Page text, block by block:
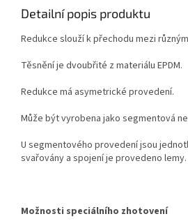
Detailní popis produktu
Redukce slouží k přechodu mezi
Těsnění je dvoubřité z materiálu EPDM.
Redukce má asymetrické provedení.
Může být vyrobena jako segmentová
U segmentového provedení jsou
svařovány a spojení je provedeno lemy.
Možnosti speciálního zhotovení